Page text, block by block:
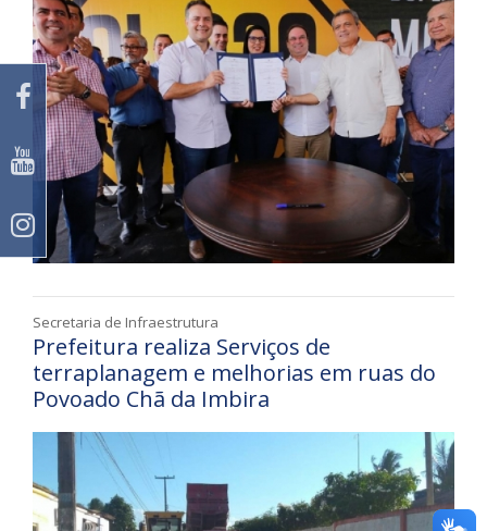
Secretaria de Infraestrutura
Prefeitura realiza Serviços de
terraplanagem e melhorias em ruas do
Povoado Chã da Imbira